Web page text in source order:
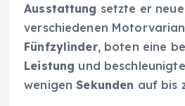
Ausstattung setzte er
verschiedenen
Fünfzylinder, boten eine
Leistung und
wenigenSekunden auf bis